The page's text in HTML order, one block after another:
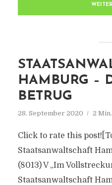
HAMBURG –
BETRUG
28. September 2020 2
Click to rate this
Staatsanwaltschaft
(8013) V „Im
Staatsanwaltschaft